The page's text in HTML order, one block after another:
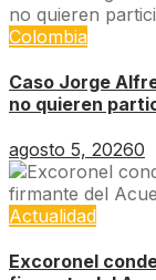
Colombia
Caso Jorge
no quieren
agosto 5, 20260
Actualidad
Excoronel